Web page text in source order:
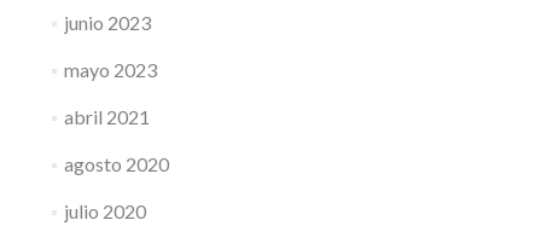
junio 2023
mayo 2023
abril 2021
agosto 2020
julio 2020